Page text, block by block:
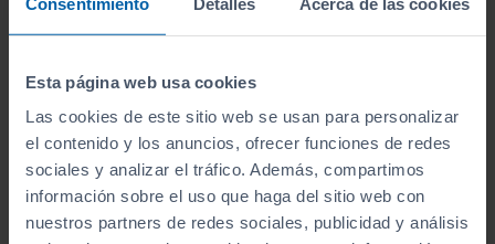
Esta página web usa cookies
Las cookies de este sitio web se usan para personalizar
el contenido y los anuncios, ofrecer funciones de redes
sociales y analizar el tráfico. Además, compartimos
información sobre el uso que haga del sitio web con
nuestros partners de redes sociales, publicidad y análisis